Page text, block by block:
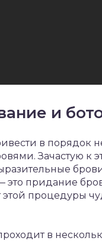
и
в порядок
Зачастую к
это придание
процедуры
в